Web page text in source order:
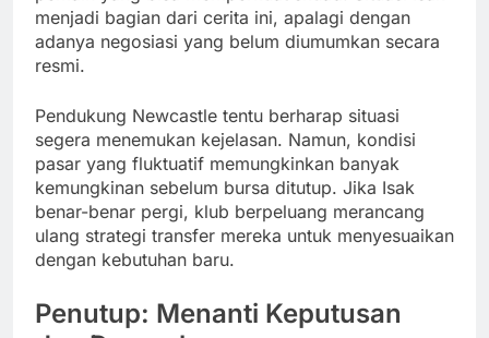
menjadi bagian dari cerita ini, apalagi dengan
adanya negosiasi yang belum diumumkan secara
resmi.
Pendukung Newcastle tentu berharap situasi
segera menemukan kejelasan. Namun, kondisi
pasar yang fluktuatif memungkinkan banyak
kemungkinan sebelum bursa ditutup. Jika Isak
benar-benar pergi, klub berpeluang merancang
ulang strategi transfer mereka untuk menyesuaikan
dengan kebutuhan baru.
Penutup: Menanti Keputusan